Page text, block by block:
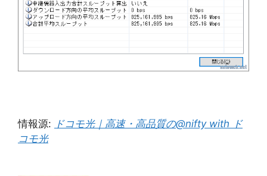
情報源: ドコモ光｜高速・高品質の@nifty with ド
コモ光